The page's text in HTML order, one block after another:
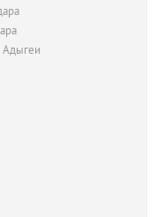
Адыгеи